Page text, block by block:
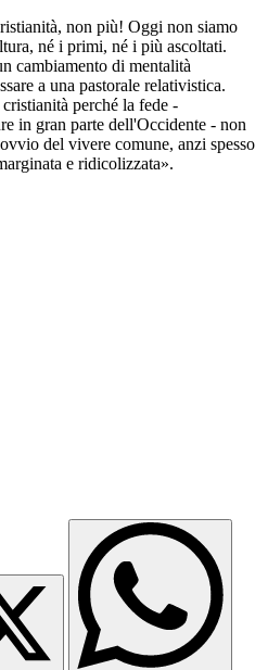
non più! Oggi non siamo
né i primi, né i più ascoltati.
cambiamento di mentalità
a una pastorale relativistica.
perché la fede -
in gran parte dell'Occidente - non
del vivere comune, anzi spesso
e ridicolizzata».